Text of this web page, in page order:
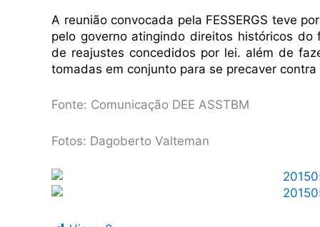
A reunião convocada pela FESSERGS teve
pelo governo atingindo direitos históricos
de reajustes concedidos por lei. além de
tomadas em conjunto para se precaver
Fonte: Comunicação DEE ASSTBM
Fotos: Dagoberto Valteman